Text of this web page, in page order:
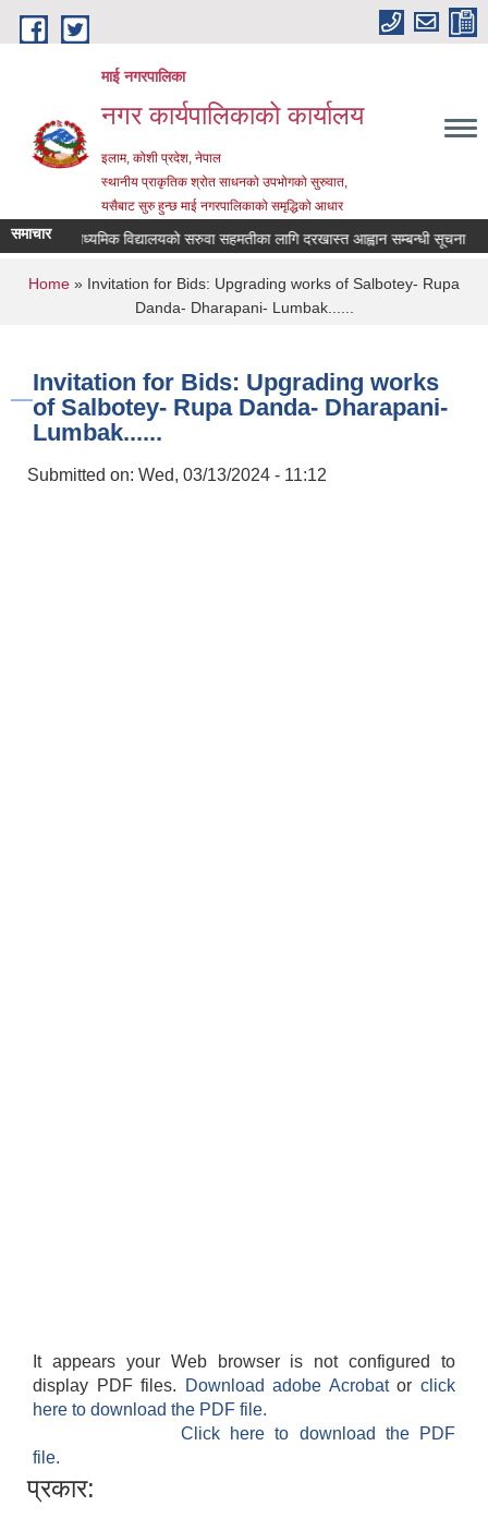
Skip to main content
माई नगरपालिका
नगर कार्यपालिकाको कार्यालय
इलाम, कोशी प्रदेश, नेपाल
स्थानीय प्राकृतिक श्रोत साधनको उपभोगको सुरुवात,
यसैबाट सुरु हुन्छ माई नगरपालिकाको समृद्धिको आधार
समाचार
जनता माध्यमिक विद्यालयको सरुवा सहमतीका लागि दरखास्त आह्वान सम्बन्धी सूचना
You are here
Home » Invitation for Bids: Upgrading works of Salbotey- Rupa
Danda- Dharapani- Lumbak......
Invitation for Bids: Upgrading works
of Salbotey- Rupa Danda- Dharapani-
Lumbak......
Submitted on: Wed, 03/13/2024 - 11:12
It appears your Web browser is not configured to
display PDF files.
Download adobe Acrobatorclick
here to download the PDF file.
Click here to download the PDF
file.
प्रकार: